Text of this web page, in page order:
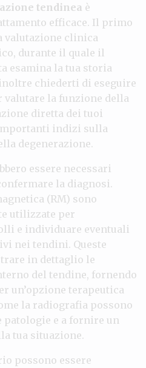
tendinea è
efficace. Il primo
valutazione clinica
durante il quale il
esamina la tua storia
chiederti di eseguire
la funzione della
diretta dei tuoi
indizi sulla
degenerazione.
essere necessari
la diagnosi.
(RM) sono
utilizzate per
e individuare eventuali
nei tendini. Queste
in dettaglio le
del tendine, fornendo
un’opzione terapeutica
la radiografia possono
patologie e a fornire un
tua situazione.
possono essere